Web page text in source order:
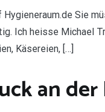
Sie
Ich heisse Michael
Käsereien, […]
an